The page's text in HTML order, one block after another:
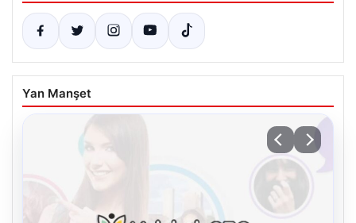
Yan Manşet